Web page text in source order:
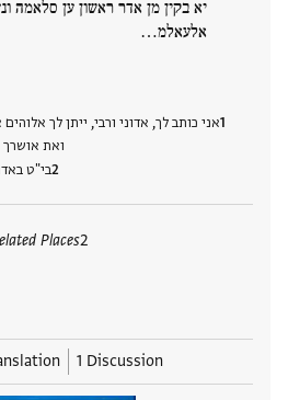
יא בקין מן אדר ראשון ען סלאמה
אלעאלמ…
אני כותב לך, אדוני ורבי, ייתן לך
ואת אושרך
בי"ט
Places2
1 Discussion